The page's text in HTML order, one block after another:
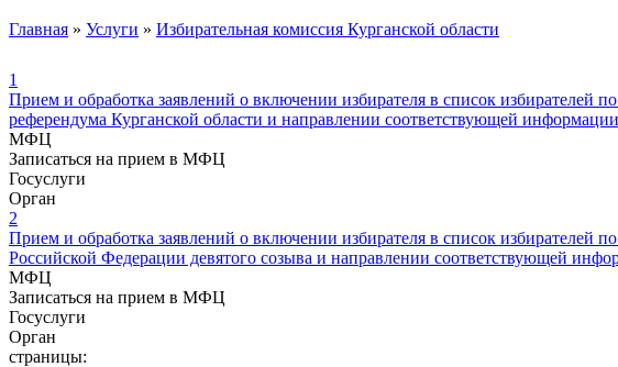
Главная » Услуги » Избирательная комиссия Курганской области
1
Прием и обработка заявлений о включении избирателя в список избирателей
референдума Курганской области и направлении соответствующей
МФЦ
Записаться на прием в МФЦ
Госуслуги
Орган
2
Прием и обработка заявлений о включении избирателя в список
Российской Федерации девятого созыва и направлении соответствующей
МФЦ
Записаться на прием в МФЦ
Госуслуги
Орган
страницы: